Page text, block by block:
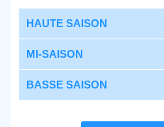
HAUTE SAISON
MI-SAISON
BASSE SAISON